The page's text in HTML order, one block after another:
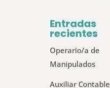
Entradas
recientes
Operario/a de
Manipulados
Auxiliar Contable